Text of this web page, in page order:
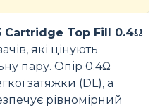
Cartridge Top Fill 0.4Ω
які цінують
пару. Опір 0.4Ω
затяжки (DL), а
рівномірний